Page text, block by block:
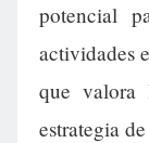
potencial
actividades
que valora
estrategia